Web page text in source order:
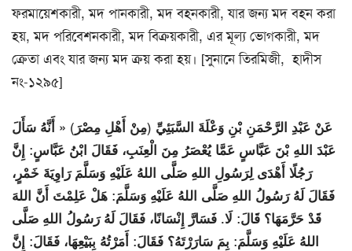
ফরমায়েশকারী, মদ পানকারী, মদ বহনকারী, যার জন্য মদ বহন করা
হয়, মদ পরিবেশনকারী, মদ বিক্রয়কারী, এর মূল্য ভোগকারী, মদ
ক্রেতা এবং যার জন্য মদ ক্রয় করা হয়। [সুনানে তিরমিজী, হাদীস
নং-১২৯৫]
عَنْ ‌عَبْدِ الرَّحْمَنِ بْنِ وَعْلَةَ السَّبَئِيِّ (مِنْ أَهْلِ مِصْرَ) « أَنَّهُ سَأَلَ
‌عَبْدَ اللهِ بْنَ عَبَّاسٍ عَمَّا يُعْصَرُ مِنَ الْعِنَبِ، فَقَالَ ابْنُ عَبَّاسٍ: إِنَّ
رَجُلًا أَهْدَى لِرَسُولِ اللهِ صَلَّى اللهُ عَلَيْهِ وَسَلَّمَ رَاوِيَةَ خَمْرٍ،
فَقَالَ لَهُ رَسُولُ اللهِ صَلَّى اللهُ عَلَيْهِ وَسَلَّمَ: هَلْ عَلِمْتَ أَنَّ اللهَ
قَدْ حَرَّمَهَا؟ قَالَ: لَا. فَسَارَّ إِنْسَانًا، فَقَالَ لَهُ رَسُولُ اللهِ صَلَّى
اللهُ عَلَيْهِ وَسَلَّمَ: بِمَ سَارَرْتَهُ؟ فَقَالَ: أَمَرْتُهُ بِبَيْعِهَا، فَقَالَ: إِنَّ